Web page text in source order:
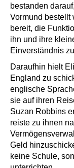
bestanden
Vormund bestellt
bereit, die
ihn und ihre
Einverständnis
Daraufhin hielt
England zu
englische
sie auf ihren
Suzan Robbins
reiste zu ihnen
Geld
keine Schule,